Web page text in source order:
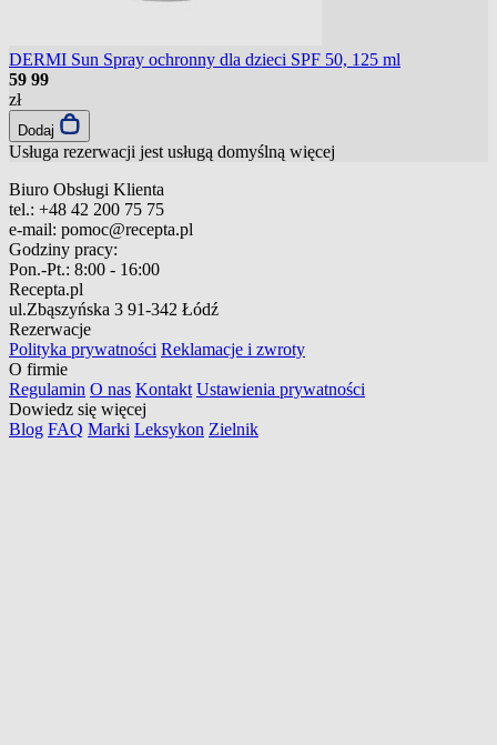
DERMI Sun Spray ochronny dla dzieci SPF 50, 125 ml
59 99
zł
Dodaj
Usługa rezerwacji jest usługą domyślną więcej
Biuro Obsługi Klienta
tel.: +48 42 200 75 75
e-mail: pomoc@recepta.pl
Godziny pracy:
Pon.-Pt.: 8:00 - 16:00
Recepta.pl
ul.Zbąszyńska 3 91-342 Łódź
Rezerwacje
Polityka prywatności Reklamacje i zwroty
O firmie
Regulamin O nas Kontakt Ustawienia prywatności
Dowiedz się więcej
Blog FAQ Marki Leksykon Zielnik